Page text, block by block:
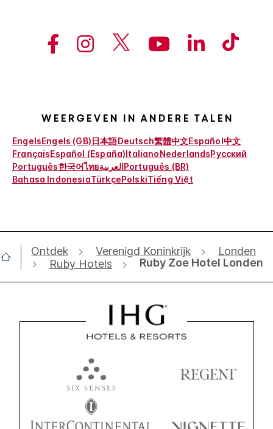
Weergeven in andere talen
EngelsEngels (GB)日本語Deutsch繁體中文Español中文
FrançaisEspañol (España)ItalianoNederlandsРусский
Português한국어ไทยالعربيةPortuguês (BR)
Bahasa IndonesiaTürkçePolskiTiếng Việt
Ontdek Verenigd Koninkrijk
Londen
Ruby Hotels
Ruby Zoe Hotel Londen